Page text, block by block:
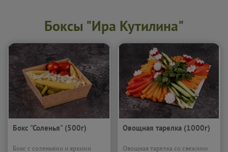
Боксы "Ира Кутилина"
Бокс "Соленья" (500г)
Бокс с соленьями и яркими
Овощная тарелка (1000г)
Овощная тарелка со свежими